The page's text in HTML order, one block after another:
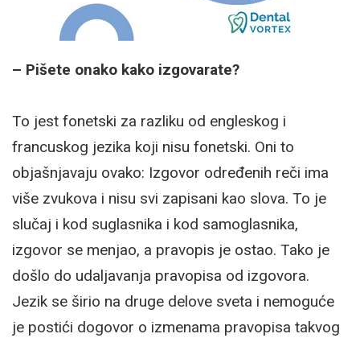
– Pišete onako kako izgovarate?
To jest fonetski za razliku od engleskog i
francuskog jezika koji nisu fonetski. Oni to
objašnjavaju ovako: Izgovor određenih reči ima
više zvukova i nisu svi zapisani kao slova. To je
slučaj i kod suglasnika i kod samoglasnika,
izgovor se menjao, a pravopis je ostao. Tako je
došlo do udaljavanja pravopisa od izgovora.
Jezik se širio na druge delove sveta i nemoguće
je postići dogovor o izmenama pravopisa takvog